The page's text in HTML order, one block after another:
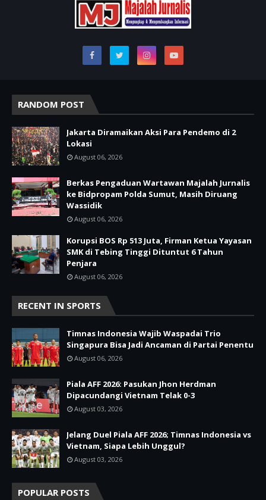
RANDOM POST
Jakarta Diramaikan Aksi Para Pendemo di 2
Lokasi
August 06, 2026
Berkas Pengaduan Wartawan Majalah Jurnalis
ke Bidpropam Polda Sumut, Masih Diruang
Wassidik
August 06, 2026
Korupsi BOS Rp 513 Juta, Firman Ketua Yayasan
SMK di Tebing Tinggi Dituntut 6 Tahun
Penjara
August 06, 2026
RECENT IN SPORTS
Timnas Indonesia Wajib Waspadai Trio
Singapura Bisa Jadi Ancaman di Partai Penentu
August 06, 2026
Piala AFF 2026: Pasukan Jhon Herdman
Dipacundangi Vietnam Telak 0-3
August 03, 2026
Jelang Duel Piala AFF 2026; Timnas Indonesia vs
Vietnam, Siapa Lebih Unggul?
August 03, 2026
POPULAR POSTS